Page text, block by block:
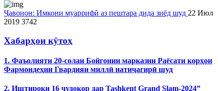
Ҷавонон: Имкони муаррифӣ аз пештара дида зиёд шуд 22 Июл
2019 3742
Хабарҳои кӯтоҳ
1. Фаъолияти 20-солаи Бойгонии марказии Раёсати корҳои
Фармондеҳии Гвардияи миллӣ натиҷагирӣ шуд
2. Иштироки 16 ҷудокор дар Tashkent Grand Slam-2024”